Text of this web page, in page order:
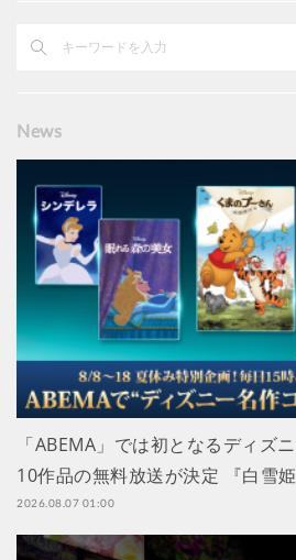
News
「ABEMA」では初となるディズ
10作品の無料放送が決定 『白雪
2026.08.07 01:00